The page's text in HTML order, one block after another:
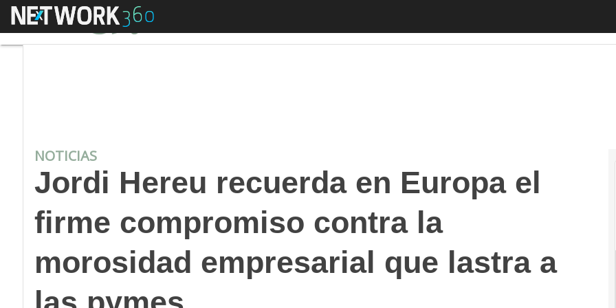
Menú Jordi Hereu recuerda en Europa el firme compromiso contra la morosidad
NOTICIAS
Jordi Hereu recuerda en Europa el
firme compromiso contra la
morosidad empresarial que lastra a